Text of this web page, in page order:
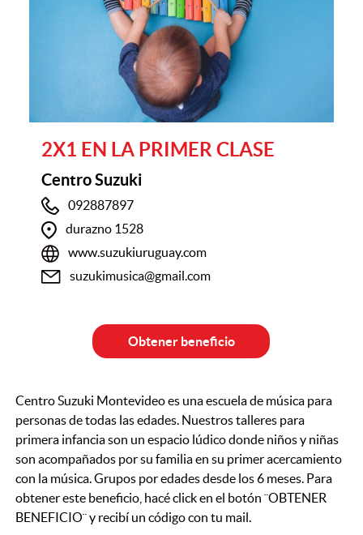
2X1 EN LA PRIMER CLASE
Centro Suzuki
092887897
durazno 1528
www.suzukiuruguay.com
suzukimusica@gmail.com
Obtener beneficio
Centro Suzuki Montevideo es una escuela de música para
personas de todas las edades. Nuestros talleres para
primera infancia son un espacio lúdico donde niños y niñas
son acompañados por su familia en su primer acercamiento
con la música. Grupos por edades desde los 6 meses. Para
obtener este beneficio, hacé click en el botón ¨OBTENER
BENEFICIO¨ y recibí un código con tu mail.